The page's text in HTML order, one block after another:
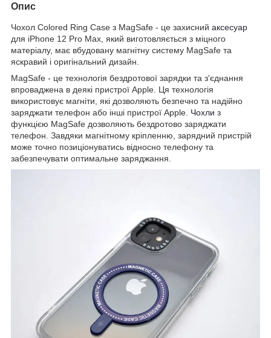
Опис
Чохол Colored Ring Case з MagSafe - це захисний аксесуар
для iPhone 12 Pro Max, який виготовляється з міцного
матеріалу, має вбудовану магнітну систему MagSafe та
яскравий і оригінальний дизайн.
MagSafe - це технологія бездротової зарядки та з'єднання
впроваджена в деякі пристрої Apple. Ця технологія
використовує магніти, які дозволяють безпечно та надійно
заряджати телефон або інші пристрої Apple. Чохли з
функцією MagSafe дозволяють бездротово заряджати
телефон. Завдяки магнітному кріпленню, зарядний пристрій
може точно позиціонуватись відносно телефону та
забезпечувати оптимальне заряджання.